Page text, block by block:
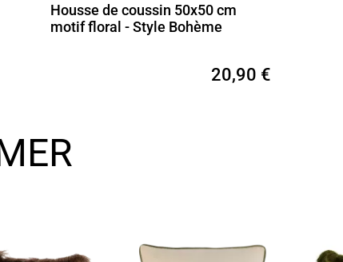
Housse de coussin 50x50 cm
motif floral - Style Bohème
20,90 €